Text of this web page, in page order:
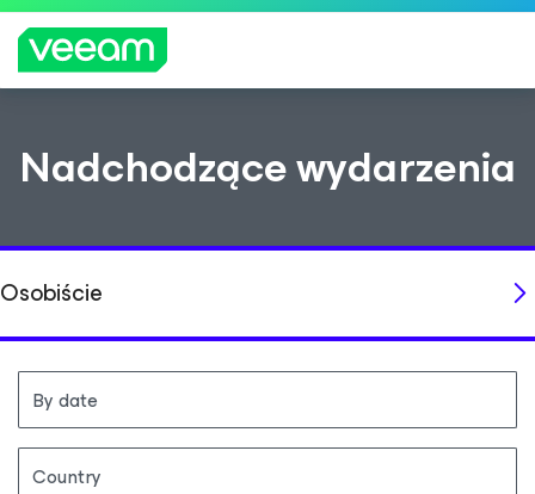
Wskazówki firmy Veeam dla klientów, których
dotyczy aktualizacja treści CrowdStrike
Nadchodzące wydarzenia
Osobiście
By date
Country